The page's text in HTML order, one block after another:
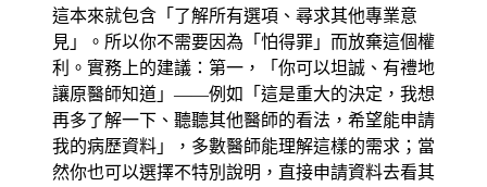
這本來就包含「了解所有選項、尋求其他專業意
見」。所以你不需要因為「怕得罪」而放棄這個權
利。實務上的建議：第一，「你可以坦誠、有禮地
讓原醫師知道」——例如「這是重大的決定，我想
再多了解一下、聽聽其他醫師的看法，希望能申請
我的病歷資料」，多數醫師能理解這樣的需求；當
然你也可以選擇不特別說明，直接申請資料去看其